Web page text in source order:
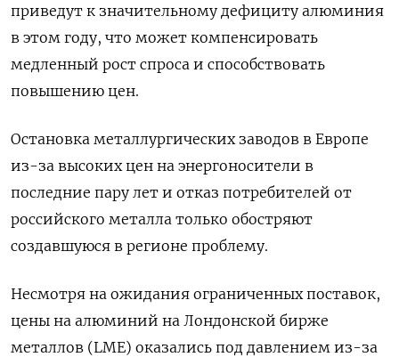
приведут к значительному дефициту алюминия
в этом году, что может компенсировать
медленный рост спроса и способствовать
повышению цен.
Остановка металлургических заводов в Европе
из-за высоких цен на энергоносители в
последние пару лет и отказ потребителей от
российского металла только обостряют
создавшуюся в регионе проблему.
Несмотря на ожидания ограниченных поставок,
цены на алюминий на Лондонской бирже
металлов (LME) оказались под давлением из-за